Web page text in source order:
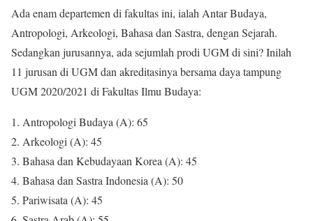
Ada enam departemen di fakultas ini, ialah Antar Budaya,
Antropologi, Arkeologi, Bahasa dan Sastra, dengan Sejarah.
Sedangkan jurusannya, ada sejumlah prodi UGM di sini? Inilah
11 jurusan di UGM dan akreditasinya bersama daya tampung
UGM 2020/2021 di Fakultas Ilmu Budaya:
1. Antropologi Budaya (A): 65
2. Arkeologi (A): 45
3. Bahasa dan Kebudayaan Korea (A): 45
4. Bahasa dan Sastra Indonesia (A): 50
5. Pariwisata (A): 45